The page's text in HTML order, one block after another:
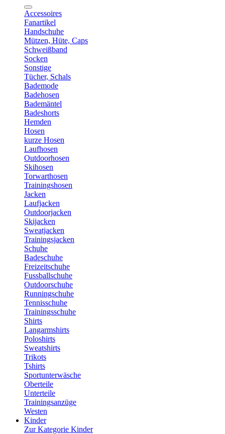
Accessoires
Fanartikel
Handschuhe
Mützen, Hüte, Caps
Schweißband
Socken
Sonstige
Tücher, Schals
Bademode
Badehosen
Bademäntel
Badeshorts
Hemden
Hosen
kurze Hosen
Laufhosen
Outdoorhosen
Skihosen
Torwarthosen
Trainingshosen
Jacken
Laufjacken
Outdoorjacken
Skijacken
Sweatjacken
Trainingsjacken
Schuhe
Badeschuhe
Freizeitschuhe
Fussballschuhe
Outdoorschuhe
Runningschuhe
Tennisschuhe
Trainingsschuhe
Shirts
Langarmshirts
Poloshirts
Sweatshirts
Trikots
Tshirts
Sportunterwäsche
Oberteile
Unterteile
Trainingsanzüge
Westen
Kinder
Zur Kategorie Kinder